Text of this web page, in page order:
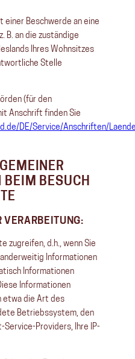
einer Beschwerde an eine
B. an die zuständige
Ihres Wohnsitzes
Stelle
(für den
Anschrift finden Sie
DE/Service/Anschriften/
BEIM BESUCH
VERARBEITUNG:
zugreifen, d.h., wenn Sie
Informationen
Informationen
Informationen
etwa die Art des
Betriebssystem, den
Service-Providers, Ihre IP-